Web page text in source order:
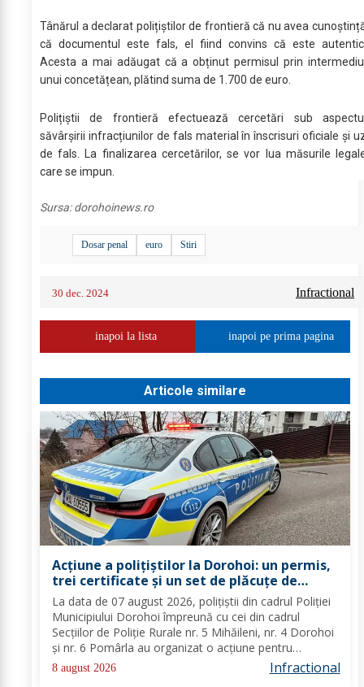
Tânărul a declarat polițiștilor de frontieră că nu avea
că documentul este fals, el fiind convins că este
Acesta a mai adăugat că a obținut permisul prin
unui concetățean, plătind suma de 1.700 de euro.
Polițiștii de frontieră efectuează cercetări sub
săvârșirii infracțiunilor de fals material în înscrisuri oficiale și
de fals. La finalizarea cercetărilor, se vor lua măsurile
care se impun.
Sursa:dorohoinews.ro
Dosar penal euro Stiri
30 dec. 2024 Infractional
inapoi la lista inapoi pe prima pagina
Articole similare
Acțiune a polițiștilor la Dorohoi: un permis,
trei certificate și un set de plăcuțe de
înmatriculare reținute
La data de 07 august 2026, polițiștii din cadrul Poliției
Municipiului Dorohoi împreună cu cei din cadrul
Secțiilor de Poliție Rurale nr. 5 Mihăileni, nr. 4 Dorohoi
și nr. 6 Pomârla au organizat o acțiune pentru
prevenirea și combaterea faptelor de natură penală și
contravențională, verificarea...
8 august 2026 Infractional